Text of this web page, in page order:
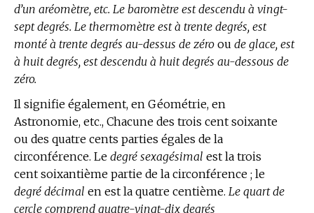
d’un aréomètre, etc. Le baromètre est descendu à vingt-
sept degrés. Le thermomètre est à trente degrés, est
monté à trente degrés au-dessus de zéro ou de glace, est
à huit degrés, est descendu à huit degrés au-dessous de
zéro.
Il signifie également, en Géométrie, en
Astronomie, etc., Chacune des trois cent soixante
ou des quatre cents parties égales de la
circonférence. Le degré sexagésimal est la trois
cent soixantième partie de la circonférence ; le
degré décimal en est la quatre centième. Le quart de
cercle comprend quatre-vingt-dix degrés